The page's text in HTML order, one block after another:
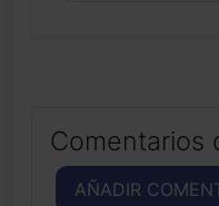
Comentarios
AÑADIR